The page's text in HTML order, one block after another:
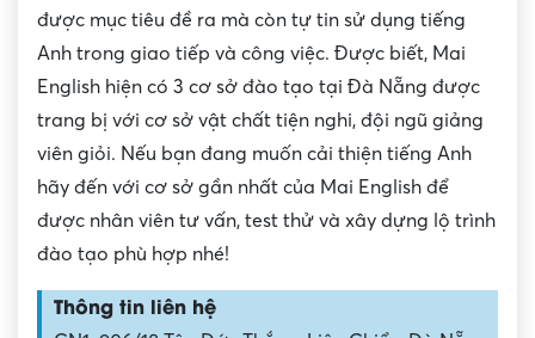
được mục tiêu đề ra mà còn tự tin sử dụng tiếng
Anh trong giao tiếp và công việc. Được biết, Mai
English hiện có 3 cơ sở đào tạo tại Đà Nẵng được
trang bị với cơ sở vật chất tiện nghi, đội ngũ giảng
viên giỏi. Nếu bạn đang muốn cải thiện tiếng Anh
hãy đến với cơ sở gần nhất của Mai English để
được nhân viên tư vấn, test thử và xây dựng lộ trình
đào tạo phù hợp nhé!
Thông tin liên hệ